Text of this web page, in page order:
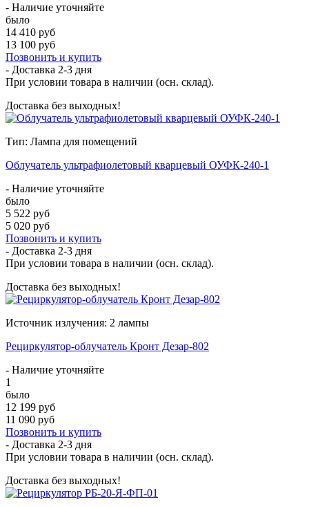
- Наличие уточняйте
было
14 410 руб
13 100 руб
Позвонить и купить
- Доставка 2-3 дня
При условии товара в наличии (осн. склад).
Доставка без выходных!
Тип: Лампа для помещений
Облучатель ультрафиолетовый кварцевый ОУФК-240-1
- Наличие уточняйте
было
5 522 руб
5 020 руб
Позвонить и купить
- Доставка 2-3 дня
При условии товара в наличии (осн. склад).
Доставка без выходных!
Источник излучения: 2 лампы
Рециркулятор-облучатель Кронт Дезар-802
- Наличие уточняйте
1
было
12 199 руб
11 090 руб
Позвонить и купить
- Доставка 2-3 дня
При условии товара в наличии (осн. склад).
Доставка без выходных!